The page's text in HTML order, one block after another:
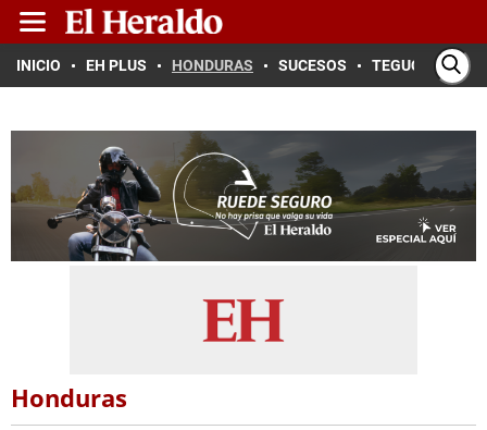
INICIO EH PLUS HONDURAS SUCESOS TEGUCIGALPA
Honduras